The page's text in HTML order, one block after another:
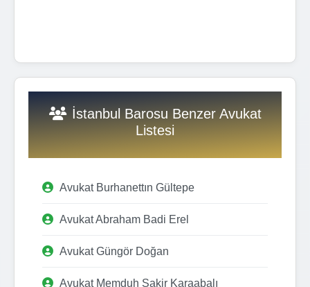
İstanbul Barosu Benzer Avukat
Listesi
Avukat Burhanettın Gültepe
Avukat Abraham Badi Erel
Avukat Güngör Doğan
Avukat Memduh Şakir Karaabalı